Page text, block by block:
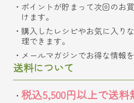
ポイントが貯まって次回のお
けます。
購入したレシピやお気に入り
理できます。
メールマガジンでお得な情報
送料について
税込5,500円以上で送料